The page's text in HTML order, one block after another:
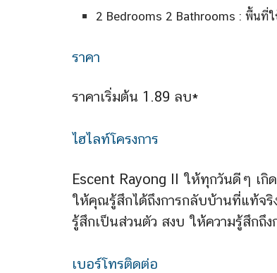
2 Bedrooms 2 Bathrooms : พื้นที่
ราคา
ราคาเริ่มต้น 1.89 ลบ*
ไฮไลท์โครงการ
Escent Rayong II ให้ทุกวันดีๆ เกิ
ให้คุณรู้สึกได้ถึงการกลับบ้านที่แท้จริ
รู้สึกเป็นส่วนตัว สงบ ให้ความรู้สึกถึง
เบอร์โทรติดต่อ